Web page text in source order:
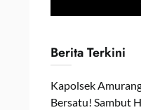
Berita Terkini
Kapolsek
Bersatu! Sambut